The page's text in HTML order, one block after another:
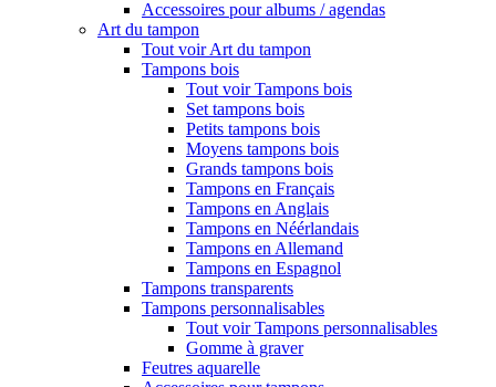
Accessoires pour albums / agendas
Art du tampon
Tout voir Art du tampon
Tampons bois
Tout voir Tampons bois
Set tampons bois
Petits tampons bois
Moyens tampons bois
Grands tampons bois
Tampons en Français
Tampons en Anglais
Tampons en Néérlandais
Tampons en Allemand
Tampons en Espagnol
Tampons transparents
Tampons personnalisables
Tout voir Tampons personnalisables
Gomme à graver
Feutres aquarelle